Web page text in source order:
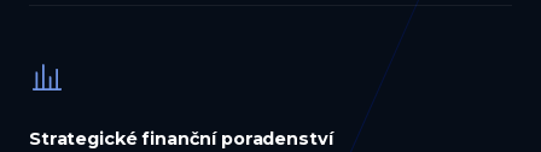
Strategické finanční poradenství